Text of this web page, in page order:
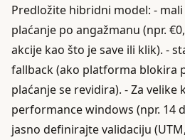
Predložite hibridni model: -
plaćanje po angažmanu (npr.
akcije kao što je save ili klik). -
fallback (ako platforma blokira
plaćanje se revidira). - Za
performance windows (npr. 14
jasno definirajte validaciju